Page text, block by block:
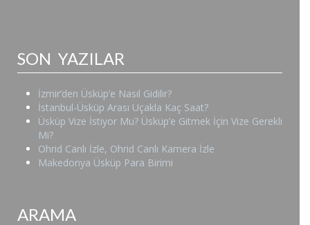
SON YAZILAR
İzmir’den Üsküp’e Nasıl Gidilir?
İstanbul-Üsküp Arası Uçakla Kaç Saat?
Üsküp Vize İstiyor Mu? Üsküp’e Gitmek İçin Vize Gerekli
Mi?
Ohrid Canlı İzle, Ohrid Canlı Kamera İzle
Makedonya Üsküp Para Birimi
ARAMA